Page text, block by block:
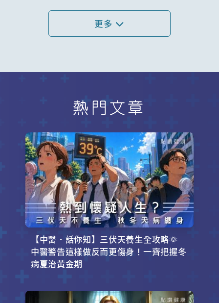
更多
熱門文章
【中醫．話你知】三伏天養生全攻略🌞
中醫警告這樣做反而更傷身！一齊把握冬
病夏治黃金期